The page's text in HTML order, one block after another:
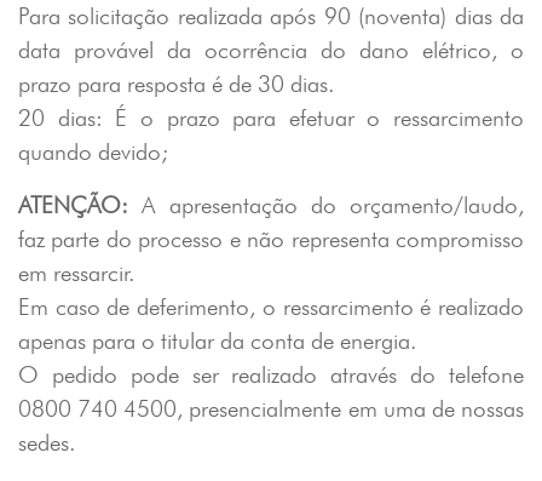
Para solicitação realizada após 90 (noventa) dias da
data provável da ocorrência do dano elétrico, o
prazo para resposta é de 30 dias.
20 dias: É o prazo para efetuar o ressarcimento
quando devido;
ATENÇÃO: A apresentação do orçamento/laudo,
faz parte do processo e não representa compromisso
em ressarcir.
Em caso de deferimento, o ressarcimento é realizado
apenas para o titular da conta de energia.
O pedido pode ser realizado através do telefone
0800 740 4500, presencialmente em uma de nossas
sedes.